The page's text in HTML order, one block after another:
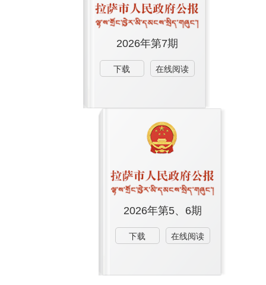
2026年第7期
下载 在线阅读
2026年第5、6期
下载 在线阅读